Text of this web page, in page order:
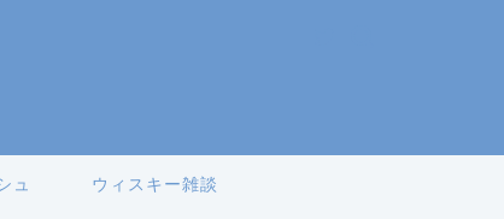
ュ ウィスキー雑談